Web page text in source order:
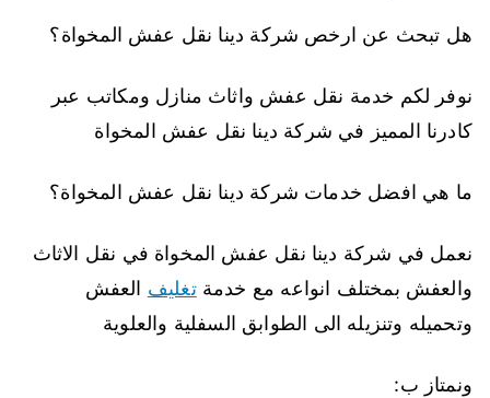
هل تبحث عن ارخص شركة دينا نقل عفش المخواة؟
نوفر لكم خدمة نقل عفش واثاث منازل ومكاتب عبر
كادرنا المميز في شركة دينا نقل عفش المخواة
ما هي افضل خدمات شركة دينا نقل عفش المخواة؟
نعمل في شركة دينا نقل عفش المخواة في نقل الاثاث
والعفش بمختلف انواعه مع خدمةتغليف العفش
وتحميله وتنزيله الى الطوابق السفلية والعلوية
ونمتاز ب: